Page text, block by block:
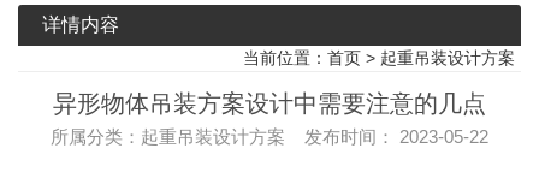
详情内容
当前位置： 首页 > 起重吊装设计方案
异形物体吊装方案设计中需要注意的几点
所属分类：起重吊装设计方案 发布时间： 2023-05-22